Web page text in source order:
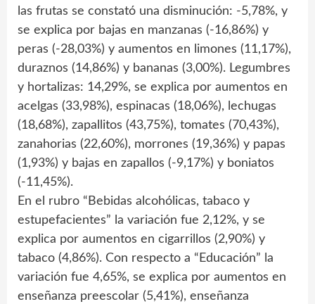
las frutas se constató una disminución: -5,78%, y
se explica por bajas en manzanas (-16,86%) y
peras (-28,03%) y aumentos en limones (11,17%),
duraznos (14,86%) y bananas (3,00%). Legumbres
y hortalizas: 14,29%, se explica por aumentos en
acelgas (33,98%), espinacas (18,06%), lechugas
(18,68%), zapallitos (43,75%), tomates (70,43%),
zanahorias (22,60%), morrones (19,36%) y papas
(1,93%) y bajas en zapallos (-9,17%) y boniatos
(-11,45%).
En el rubro “Bebidas alcohólicas, tabaco y
estupefacientes” la variación fue 2,12%, y se
explica por aumentos en cigarrillos (2,90%) y
tabaco (4,86%). Con respecto a “Educación” la
variación fue 4,65%, se explica por aumentos en
enseñanza preescolar (5,41%), enseñanza